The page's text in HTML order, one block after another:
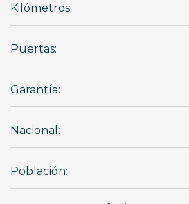
Kilómetros:
Puertas:
Garantía:
Nacional:
Población: